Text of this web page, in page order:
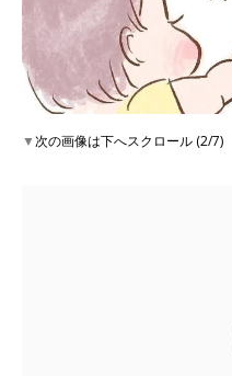
▼次の画像は下へスクロール (2/7)